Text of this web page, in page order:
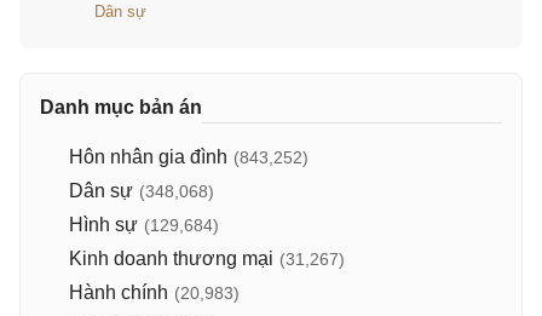
Dân sự
Danh mục bản án
Hôn nhân gia đình (843,252)
Dân sự (348,068)
Hình sự (129,684)
Kinh doanh thương mại (31,267)
Hành chính (20,983)